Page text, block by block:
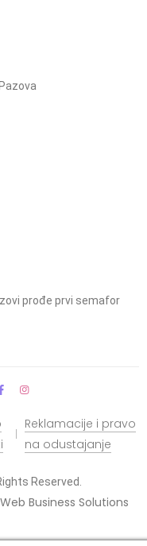
prođe prvi semafor
Reserved.
Business Solutions
Reklamacije i pravo
na odustajanje